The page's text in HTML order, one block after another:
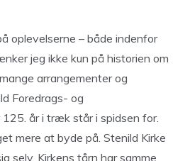
oplevelserne – både indenfor
jeg ikke kun på historien om
arrangementer og
Foredrags- og
år i træk står i spidsen for.
mere at byde på. Stenild Kirke
selv. Kirkens tårn har samme